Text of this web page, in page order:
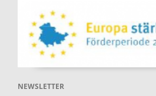
NEWSLETTER